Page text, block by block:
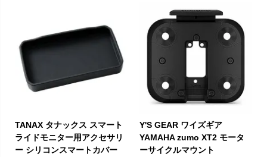
TANAX タナックス スマート
ライドモニター用アクセサリ
ー シリコンスマートカバー
Y'S GEAR ワイズギア
YAMAHA zumo XT2 モータ
ーサイクルマウント